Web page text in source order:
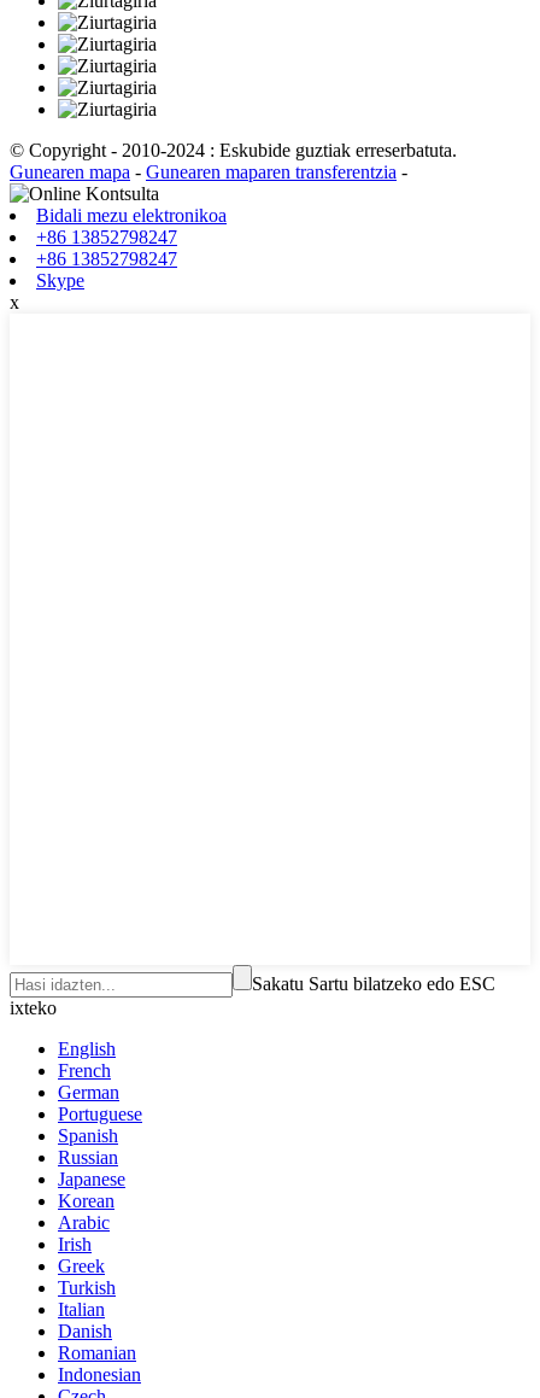
© Copyright - 2010-2024 : Eskubide guztiak erreserbatuta.
Gunearen mapa - Gunearen maparen transferentzia -
Bidali mezu elektronikoa
+86 13852798247
+86 13852798247
Skype
x
Sakatu Sartu bilatzeko edo ESC
ixteko
English
French
German
Portuguese
Spanish
Russian
Japanese
Korean
Arabic
Irish
Greek
Turkish
Italian
Danish
Romanian
Indonesian